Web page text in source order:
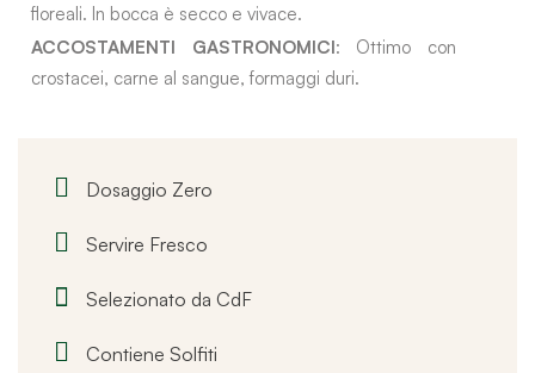
floreali. In bocca è secco e vivace.
ACCOSTAMENTI GASTRONOMICI: Ottimo con
crostacei, carne al sangue, formaggi duri.
Dosaggio Zero
Servire Fresco
Selezionato da CdF
Contiene Solfiti